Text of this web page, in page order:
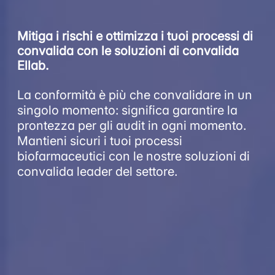
Mitiga i rischi e ottimizza i tuoi processi di
convalida con le soluzioni di convalida
Ellab.
La conformità è più che convalidare in un
singolo momento: significa garantire la
prontezza per gli audit in ogni momento.
Mantieni sicuri i tuoi processi
biofarmaceutici con le nostre soluzioni di
convalida leader del settore.